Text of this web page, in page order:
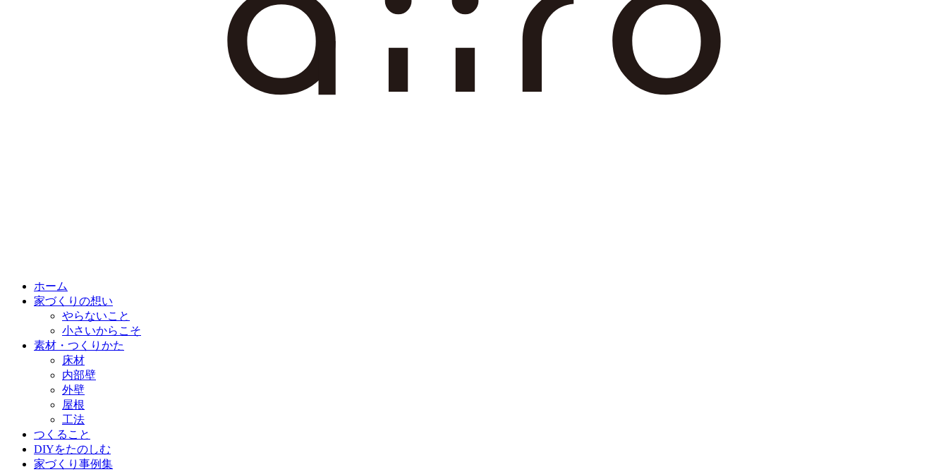
ホーム
家づくりの想い
やらないこと
小さいからこそ
素材・つくりかた
床材
内部壁
外壁
屋根
工法
つくること
DIYをたのしむ
家づくり事例集